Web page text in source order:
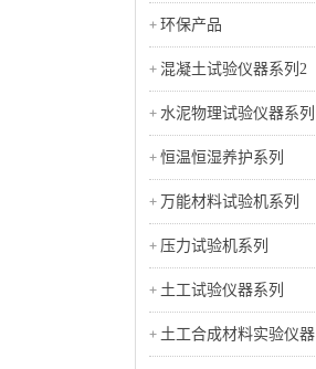
环保产品
混凝土试验仪器系列2
水泥物理试验仪器系列
恒温恒湿养护系列
万能材料试验机系列
压力试验机系列
土工试验仪器系列
土工合成材料实验仪器